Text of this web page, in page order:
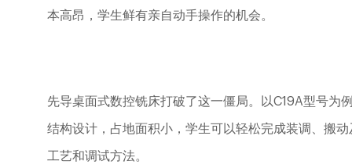
本高昂，学生鲜有亲自动手操作的机会。
先导桌面式数控铣床打破了这一僵局。以C19A型号为
结构设计，占地面积小，学生可以轻松完成装调、搬
工艺和调试方法。